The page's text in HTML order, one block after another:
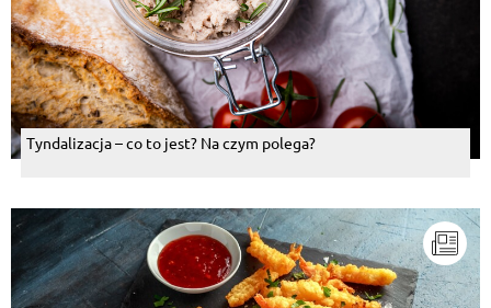
Tyndalizacja – co to jest? Na czym polega?